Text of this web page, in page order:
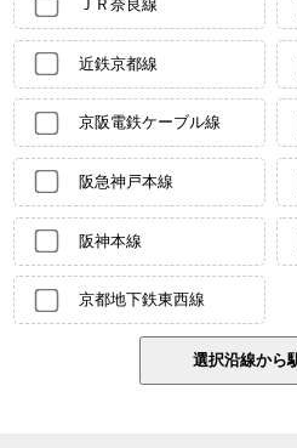
ＪＲ奈良線
近鉄京都線
京阪電鉄ケーブル線
阪急神戸本線
阪神本線
京都地下鉄東西線